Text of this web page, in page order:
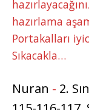
hazırlama
Portakalları
Sıkacakla…
Nuran - 2.